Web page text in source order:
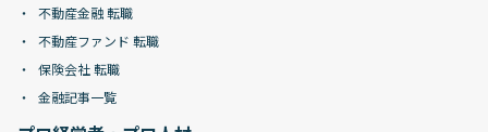
不動産金融 転職
不動産ファンド 転職
保険会社 転職
金融記事一覧